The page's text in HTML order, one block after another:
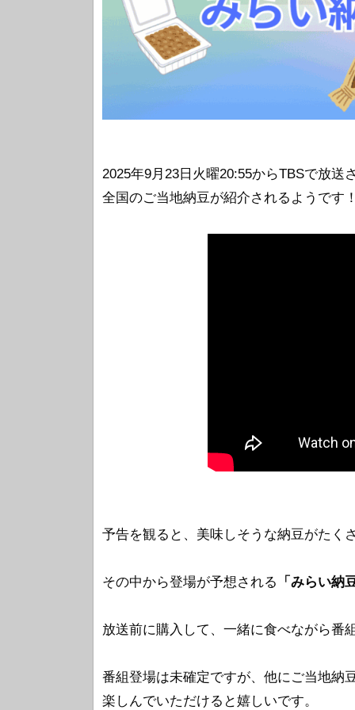
2025年9月23日火曜20:55からTBSで放送
全国のご当地納豆が紹介されるようです！
予告を観ると、美味しそうな納豆がたく
その中から登場が予想される 「みらい納
放送前に購入して、一緒に食べながら番
番組登場は未確定ですが、他にご当地納
楽しんでいただけると嬉しいです。